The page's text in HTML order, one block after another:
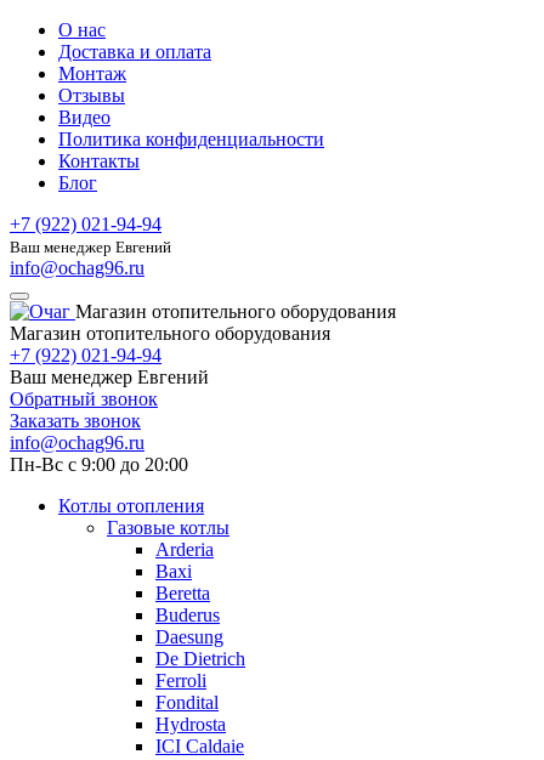
О нас
Доставка и оплата
Монтаж
Отзывы
Видео
Политика конфиденциальности
Контакты
Блог
+7 (922) 021-94-94
Ваш менеджер Евгений
info@ochag96.ru
Магазин отопительного оборудования
Магазин отопительного оборудования
+7 (922) 021-94-94
Ваш менеджер Евгений
Обратный звонок
Заказать звонок
info@ochag96.ru
Пн-Вс с 9:00 до 20:00
Котлы отопления
Газовые котлы
Arderia
Baxi
Beretta
Buderus
Daesung
De Dietrich
Ferroli
Fondital
Hydrosta
ICI Caldaie